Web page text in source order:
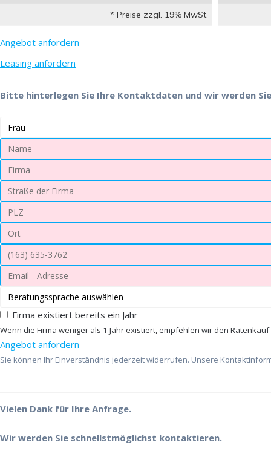
* Preise zzgl. 19% MwSt.
Angebot anfordern
Leasing anfordern
Bitte hinterlegen Sie Ihre Kontaktdaten und wir werden
Firma existiert bereits ein Jahr
Wenn die Firma weniger als 1 Jahr existiert, empfehlen wir den Ratenkauf
Angebot anfordern
Sie können Ihr Einverständnis jederzeit widerrufen. Unsere
Vielen Dank für Ihre Anfrage.
Wir werden Sie schnellstmöglichst kontaktieren.